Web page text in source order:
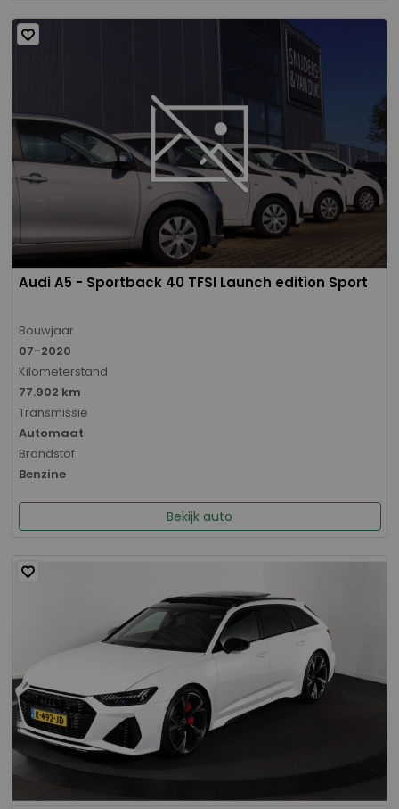
Audi A5 - Sportback 40 TFSI Launch edition Sport
Bouwjaar
07-2020
Kilometerstand
77.902 km
Transmissie
Automaat
Brandstof
Benzine
Bekijk auto